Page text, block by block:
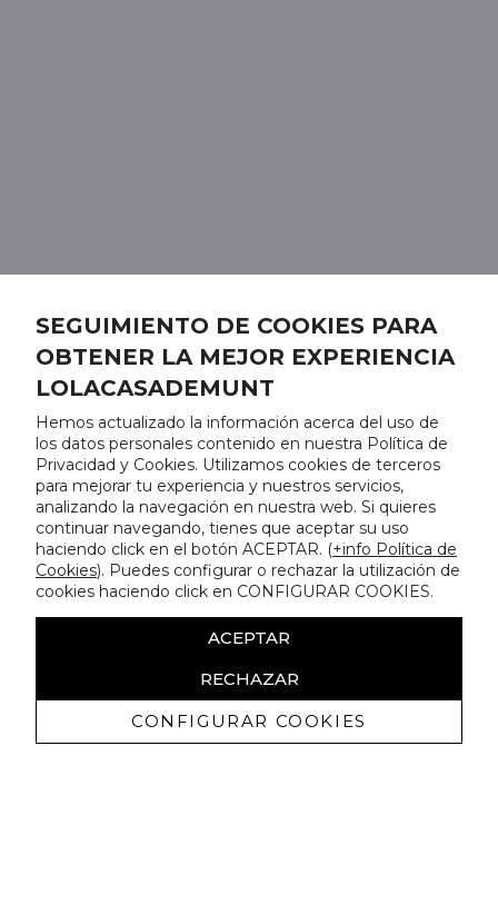
SEGUIMIENTO DE COOKIES PARA
OBTENER LA MEJOR EXPERIENCIA
LOLACASADEMUNT
Hemos actualizado la información acerca del uso de
los datos personales contenido en nuestra Política de
Privacidad y Cookies. Utilizamos cookies de terceros
para mejorar tu experiencia y nuestros servicios,
analizando la navegación en nuestra web. Si quieres
continuar navegando, tienes que aceptar su uso
haciendo click en el botón ACEPTAR. (+info Política de
Cookies). Puedes configurar o rechazar la utilización de
cookies haciendo click en CONFIGURAR COOKIES.
ACEPTAR
RECHAZAR
CONFIGURAR COOKIES